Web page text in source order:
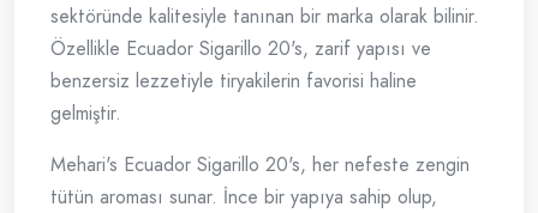
sektöründe kalitesiyle tanınan bir marka olarak bilinir.
Özellikle Ecuador Sigarillo 20's, zarif yapısı ve
benzersiz lezzetiyle tiryakilerin favorisi haline
gelmiştir.
Mehari's Ecuador Sigarillo 20's, her nefeste zengin
tütün aroması sunar. İnce bir yapıya sahip olup,